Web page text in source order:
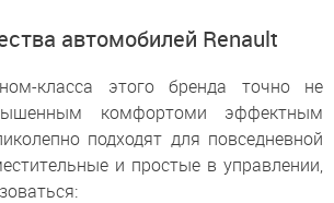
автомобилей Renault
класса этого бренда точно не
комфортоми эффектным
подходят для повседневной
и простые в управлении,